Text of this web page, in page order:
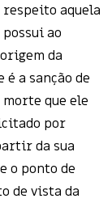
aquela
ao
da
a sanção de
que ele
por
da sua
o ponto de
de vista da